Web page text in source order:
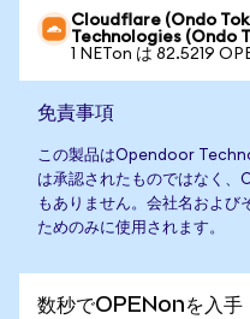
Cloudflare (Ondo
Technologies (Ondo
1 NETon は 82.5219
免責事項
この製品はOpendoor
は承認されたものではなく
もありません。会社名および
ためのみに使用されます。
数秒でOPENonを入手